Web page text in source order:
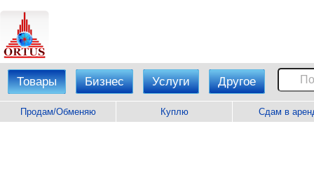
Товары Бизнес Услуги Другое
Продам/Обменяю Куплю Сдам в